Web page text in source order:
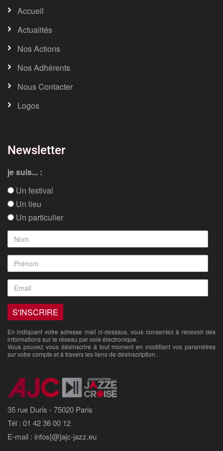
Accueil
Actualités
Nos Actions
Nos Adhérents
Nous Contacter
Logos
Newsletter
je suis... :
Un festival
Un lieu
Un particulier
En indiquant votre adresse mail ci-desssus, vous consentez à recevoir des
informations sur le réseau par voie électronique.
Vous pouvez vous désinscrire à tout moment en modifiant vos paramètres
sur votre compte et à travers les liens de désinscription.
35 rue Duris - 75020 Paris
Tél : 01 42 36 00 12
E-mail : infos[@]ajc-jazz.eu